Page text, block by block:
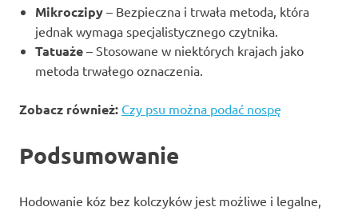
Mikroczipy – Bezpieczna i trwała metoda, która
jednak wymaga specjalistycznego czytnika.
Tatuaże – Stosowane w niektórych krajach jako
metoda trwałego oznaczenia.
Zobacz również: Czy psu można podać nospę
Podsumowanie
Hodowanie kóz bez kolczyków jest możliwe i legalne,